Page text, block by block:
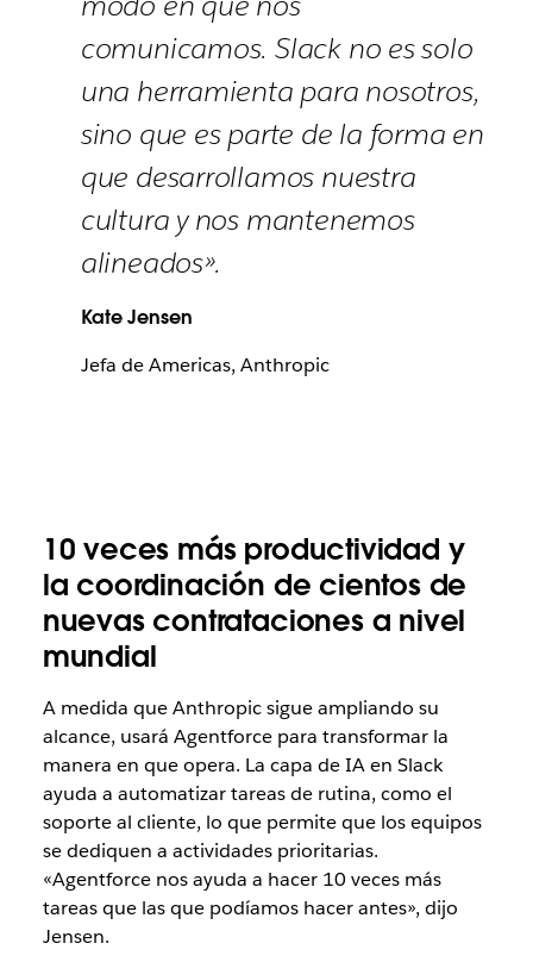
comunicamos. Slack no es solo
una herramienta para nosotros,
sino que es parte de la forma en
que desarrollamos nuestra
cultura y nos mantenemos
alineados».
Kate Jensen
Jefa de Americas, Anthropic
10 veces más productividad y
la coordinación de cientos de
nuevas contrataciones a nivel
mundial
A medida que Anthropic sigue ampliando su
alcance, usará Agentforce para transformar la
manera en que opera. La capa de IA en Slack
ayuda a automatizar tareas de rutina, como el
soporte al cliente, lo que permite que los equipos
se dediquen a actividades prioritarias.
«Agentforce nos ayuda a hacer 10 veces más
tareas que las que podíamos hacer antes», dijo
Jensen.